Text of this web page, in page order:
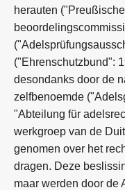
herauten
("Ehrenschutzbund":
desondanks door de
zelfbenoemde
"Abteilung für
werkgroep van de
genomen over het
dragen. Deze
maar werden door de